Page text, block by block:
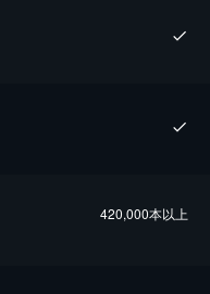
420,000本以上